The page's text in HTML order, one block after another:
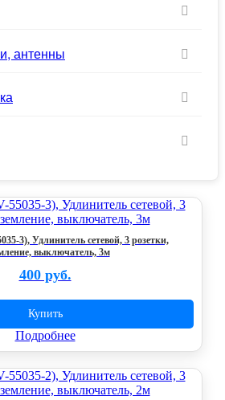
антенны
3), Удлинитель сетевой, 3 розетки,
выключатель, 3м
400 руб.
Купить
Подробнее